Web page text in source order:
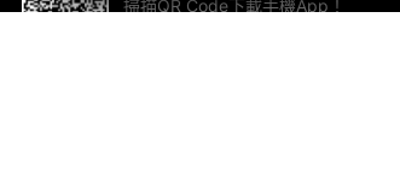
掃描QR Code下載手機App！